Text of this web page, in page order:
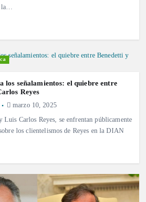
los señalamientos: el quiebre entre
Reyes
marzo 10, 2025
Luis Carlos Reyes, se enfrentan públicamente
los clientelismos de Reyes en la DIAN